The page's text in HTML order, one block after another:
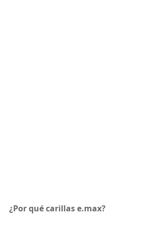
¿Por qué carillas e.max?